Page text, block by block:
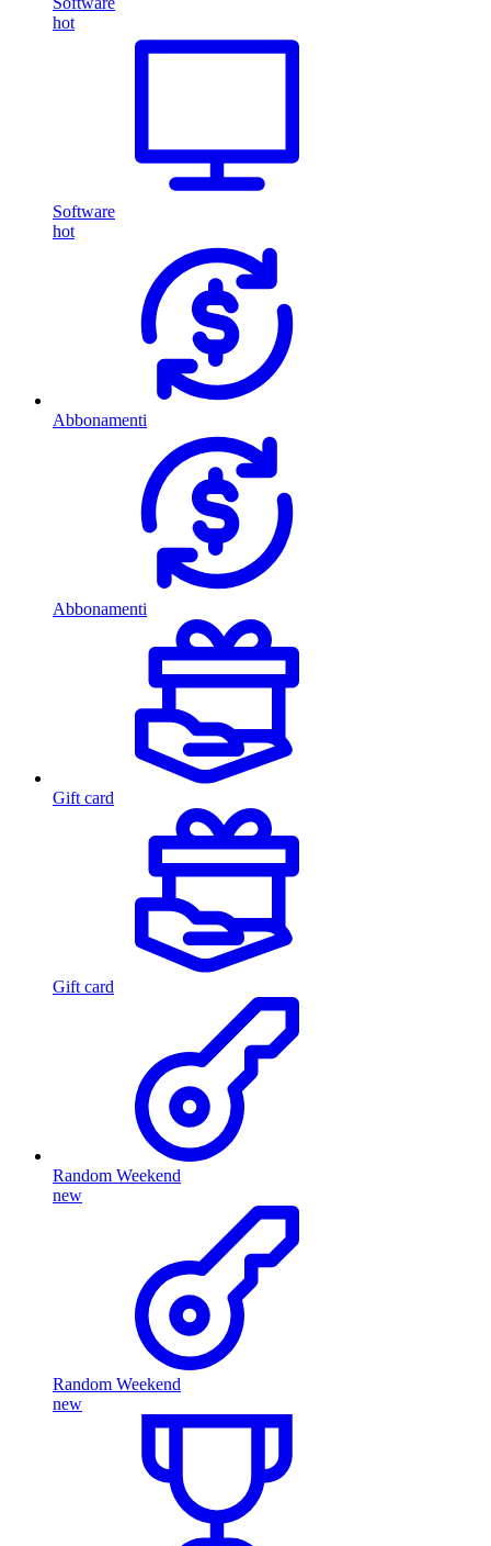
hot
Software
hot
Abbonamenti
Abbonamenti
Gift card
Gift card
Random Weekend
new
Random Weekend
new